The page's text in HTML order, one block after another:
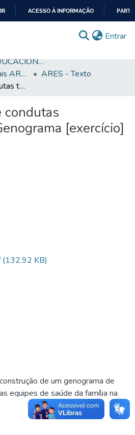
CONTEÚDO
ACESSO À INFORMAÇÃO
Entrar
RECURSOS EDUCACIONAIS
Recursos Educacionais ARES/UNA-SUS
ARES - Texto
Modalidade de condutas terapêuticas: Genograma [exercício]
condutas
[exercício]
(132.92 KB)
de um genograma de
equipes de saúde da família na